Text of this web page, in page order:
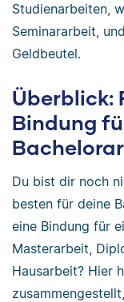
Studienarbeiten,
Seminararbeit,
Geldbeutel.
Überblick:
Bindung
Du bist dir noch
besten für deine
eine Bindung für
Masterarbeit,
Hausarbeit? Hier